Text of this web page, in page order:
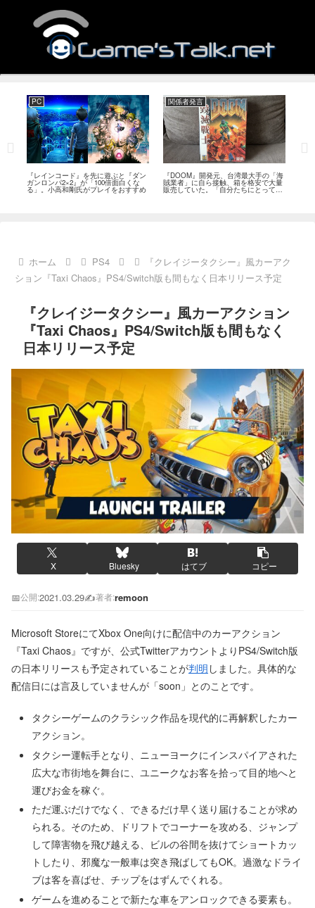
PC
『レインコード』を先に遊ぶと『ダン
ガンロンパ2×2』が「100倍面白くな
る」。小高和剛氏がプレイをおすすめ
関係者発言
『DOOM』開発元、台湾最大手の「海
賊業者」に自ら接触、箱を格安で大量
販売していた。「自分たちにとっては
流通だった」
ホーム PS4
『クレイジータクシー』風カーアク
ション『Taxi Chaos』PS4/Switch版も間もなく日本リリース予定
『クレイジータクシー』風カーアクション
『Taxi Chaos』PS4/Switch版も間もなく
日本リリース予定
X Bluesky はてブ コピー
📅公開:2021.03.29✍️著者:remoon
Microsoft StoreにてXbox One向けに配信中のカーアクション
『Taxi Chaos』ですが、公式TwitterアカウントよりPS4/Switch版
の日本リリースも予定されていることが判明 しました。具体的な
配信日には言及していませんが「soon」とのことです。
タクシーゲームのクラシック作品を現代的に再解釈したカー
アクション。
タクシー運転手となり、ニューヨークにインスパイアされた
広大な市街地を舞台に、ユニークなお客を拾って目的地へと
運びお金を稼ぐ。
ただ運ぶだけでなく、できるだけ早く送り届けることが求め
られる。そのため、ドリフトでコーナーを攻める、ジャンプ
して障害物を飛び越える、ビルの谷間を抜けてショートカッ
トしたり、邪魔な一般車は突き飛ばしてもOK。過激なドライ
ブは客を喜ばせ、チップをはずんでくれる。
ゲームを進めることで新たな車をアンロックできる要素も。